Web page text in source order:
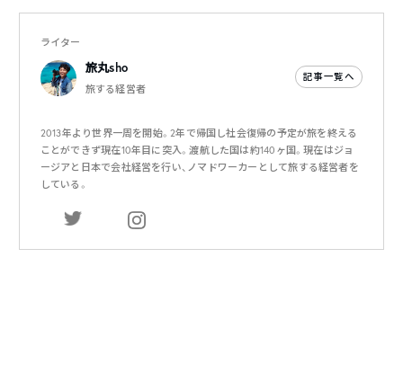
ライター
旅丸sho
旅する経営者
記事一覧へ
2013年より世界一周を開始。2年で帰国し社会復帰の予定が旅を終える
ことができず現在10年目に突入。渡航した国は約140ヶ国。現在はジョ
ージアと日本で会社経営を行い、ノマドワーカーとして旅する経営者を
している。